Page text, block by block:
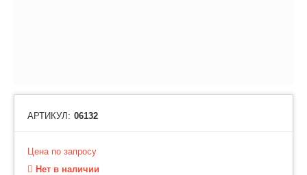
АРТИКУЛ: 06132
Цена по запросу
Нет в наличии